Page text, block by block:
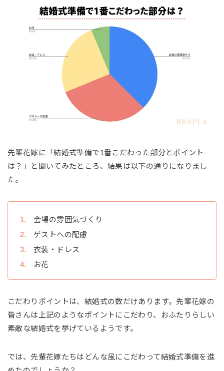
先輩花嫁に「結婚式準備で1番こだわった部分とポイント
は？」と聞いてみたところ、結果は以下の通りになりまし
た。
会場の雰囲気づくり
ゲストへの配慮
衣装・ドレス
お花
こだわりポイントは、結婚式の数だけあります。先輩花嫁の
皆さんは上記のようなポイントにこだわり、おふたりらしい
素敵な結婚式を挙げているようです。
では、先輩花嫁たちはどんな風にこだわって結婚式準備を進